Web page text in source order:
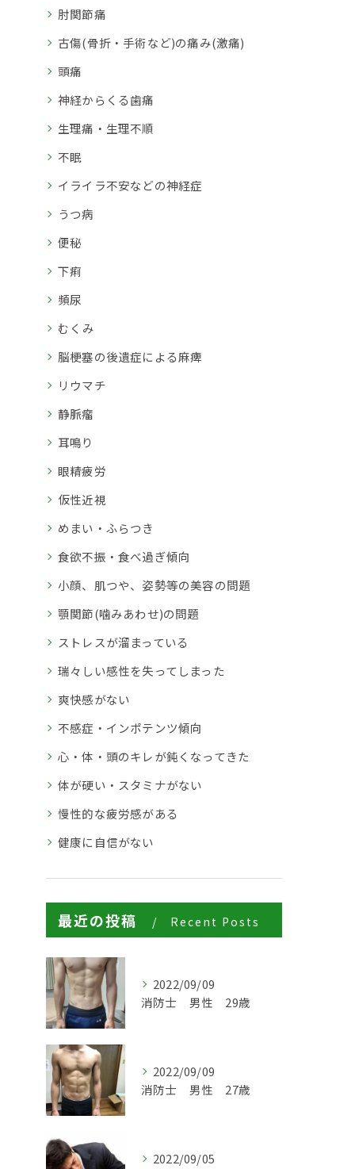
肘関節痛
古傷(骨折・手術など)の痛み(激痛)
頭痛
神経からくる歯痛
生理痛・生理不順
不眠
イライラ不安などの神経症
うつ病
便秘
下痢
頻尿
むくみ
脳梗塞の後遺症による麻痺
リウマチ
静脈瘤
耳鳴り
眼精疲労
仮性近視
めまい・ふらつき
食欲不振・食べ過ぎ傾向
小顔、肌つや、姿勢等の美容の問題
顎関節(噛みあわせ)の問題
ストレスが溜まっている
瑞々しい感性を失ってしまった
爽快感がない
不感症・インポテンツ傾向
心・体・頭のキレが鈍くなってきた
体が硬い・スタミナがない
慢性的な疲労感がある
健康に自信がない
最近の投稿 Recent Posts
2022/09/09
消防士 男性 29歳
2022/09/09
消防士 男性 27歳
2022/09/05